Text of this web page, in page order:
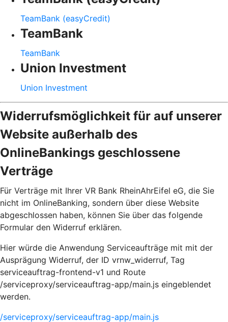
TeamBank (easyCredit)
TeamBank
TeamBank
Union Investment
Union Investment
Widerrufsmöglichkeit für auf unserer
Website außerhalb des
OnlineBankings geschlossene
Verträge
Für Verträge mit Ihrer VR Bank RheinAhrEifel eG, die Sie
nicht im OnlineBanking, sondern über diese Website
abgeschlossen haben, können Sie über das folgende
Formular den Widerruf erklären.
Hier würde die Anwendung Serviceaufträge mit mit der
Ausprägung Widerruf, der ID vrnw_widerruf, Tag
serviceauftrag-frontend-v1 und Route
/serviceproxy/serviceauftrag-app/main.js eingeblendet
werden.
/serviceproxy/serviceauftrag-app/main.js